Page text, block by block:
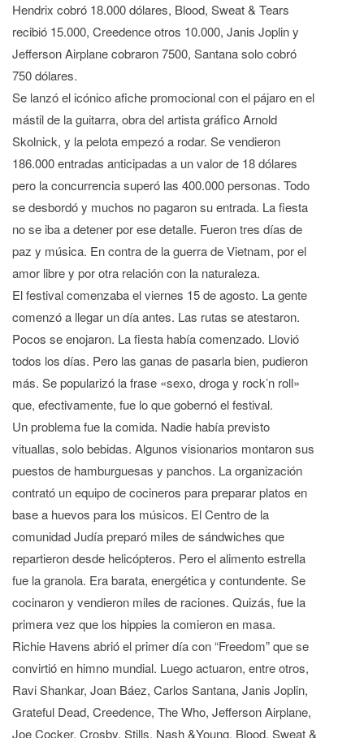
Hendrix cobró 18.000 dólares, Blood, Sweat & Tears
recibió 15.000, Creedence otros 10.000, Janis Joplin y
Jefferson Airplane cobraron 7500, Santana solo cobró
750 dólares.
Se lanzó el icónico afiche promocional con el pájaro en el
mástil de la guitarra, obra del artista gráfico Arnold
Skolnick, y la pelota empezó a rodar. Se vendieron
186.000 entradas anticipadas a un valor de 18 dólares
pero la concurrencia superó las 400.000 personas. Todo
se desbordó y muchos no pagaron su entrada. La fiesta
no se iba a detener por ese detalle. Fueron tres días de
paz y música. En contra de la guerra de Vietnam, por el
amor libre y por otra relación con la naturaleza.
El festival comenzaba el viernes 15 de agosto. La gente
comenzó a llegar un día antes. Las rutas se atestaron.
Pocos se enojaron. La fiesta había comenzado. Llovió
todos los días. Pero las ganas de pasarla bien, pudieron
más. Se popularizó la frase «sexo, droga y rock’n roll»
que, efectivamente, fue lo que gobernó el festival.
Un problema fue la comida. Nadie había previsto
vituallas, solo bebidas. Algunos visionarios montaron sus
puestos de hamburguesas y panchos. La organización
contrató un equipo de cocineros para preparar platos en
base a huevos para los músicos. El Centro de la
comunidad Judía preparó miles de sándwiches que
repartieron desde helicópteros. Pero el alimento estrella
fue la granola. Era barata, energética y contundente. Se
cocinaron y vendieron miles de raciones. Quizás, fue la
primera vez que los hippies la comieron en masa.
Richie Havens abrió el primer día con “Freedom” que se
convirtió en himno mundial. Luego actuaron, entre otros,
Ravi Shankar, Joan Báez, Carlos Santana, Janis Joplin,
Grateful Dead, Creedence, The Who, Jefferson Airplane,
Joe Cocker, Crosby, Stills, Nash &Young, Blood, Sweat &